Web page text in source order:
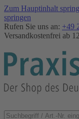
Zum Hauptinhalt
springen
Rufen Sie uns an: +49
Versandkostenfrei ab